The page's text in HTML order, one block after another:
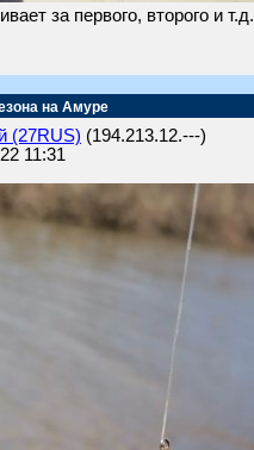
за первого, второго и т.д.
на Амуре
(27RUS) (194.213.12.---)
11:31